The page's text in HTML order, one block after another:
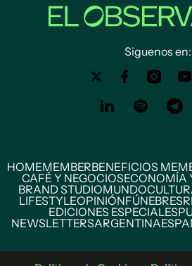
Siguenos en:
HOMEMEMBERBENEFICIOS
CAFÉ Y NEGOCIOSECONOMÍA
BRAND STUDIOMUNDO
LIFESTYLEOPINIÓNFÚNEBRES
EDICIONES ESPECIALES
NEWSLETTERSARGENTINA